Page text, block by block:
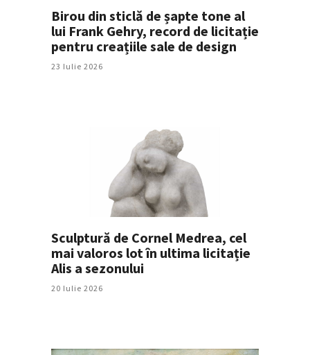
Birou din sticlă de șapte tone al
lui Frank Gehry, record de licitație
pentru creațiile sale de design
23 Iulie 2026
Sculptură de Cornel Medrea, cel
mai valoros lot în ultima licitație
Alis a sezonului
20 Iulie 2026